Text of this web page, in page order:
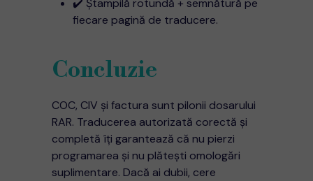
✔️ Ștampilă rotundă + semnătură pe
fiecare pagină de traducere.
Concluzie
COC, CIV și factura sunt pilonii dosarului
RAR. Traducerea autorizată corectă și
completă îți garantează că nu pierzi
programarea și nu plătești omologări
suplimentare. Dacă ai dubii, cere